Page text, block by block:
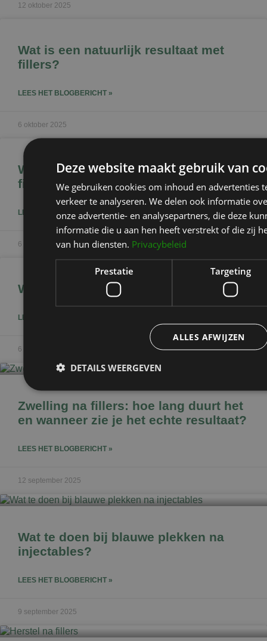
12 oktober 2025
Wat is een natuurlijk resultaat met
fillers?
LEES HET BLOGBERICHT »
6 oktober 2025
Wat is het verschil tussen botox en
fillers?
LEES HET BLOGBERICHT »
6 oktober 2025
Wanneer kies je voor botox of fillers?
LEES HET BLOGBERICHT »
6 oktober 2025
Zwelling na fillers: hoe lang duurt het
en wanneer zie je het echte resultaat?
LEES HET BLOGBERICHT »
12 september 2025
Wat te doen bij blauwe plekken na
injectables?
LEES HET BLOGBERICHT »
9 september 2025
Deze website maakt gebruik van
We gebruiken cookies om inhoud en advertenties
verkeer te analyseren. We delen ook informatie
onze advertentie- en analysepartners, die deze
informatie die u aan hen heeft verstrekt of die zij
van hun diensten. Privacybeleid
Prestatie Targeting
ALLES AFWIJZEN
DETAILS WEERGEVEN
Prestatie Targeting
Deze cookies kunnen niet worden gebruikt om een bepaalde